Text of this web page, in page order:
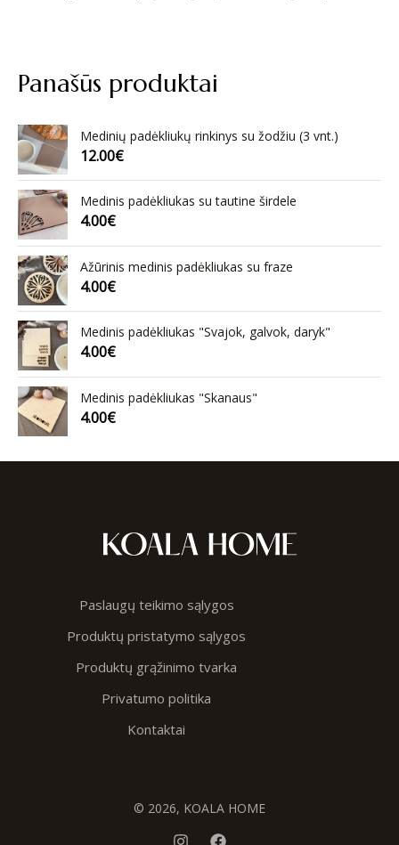
Panašūs produktai
Medinių padėkliukų rinkinys su žodžiu (3 vnt.)
12.00€
Medinis padėkliukas su tautine širdele
4.00€
Ažūrinis medinis padėkliukas su fraze
4.00€
Medinis padėkliukas "Svajok, galvok, daryk"
4.00€
Medinis padėkliukas "Skanaus"
4.00€
Paslaugų teikimo sąlygos
Produktų pristatymo sąlygos
Produktų grąžinimo tvarka
Privatumo politika
Kontaktai
© 2026, KOALA HOME